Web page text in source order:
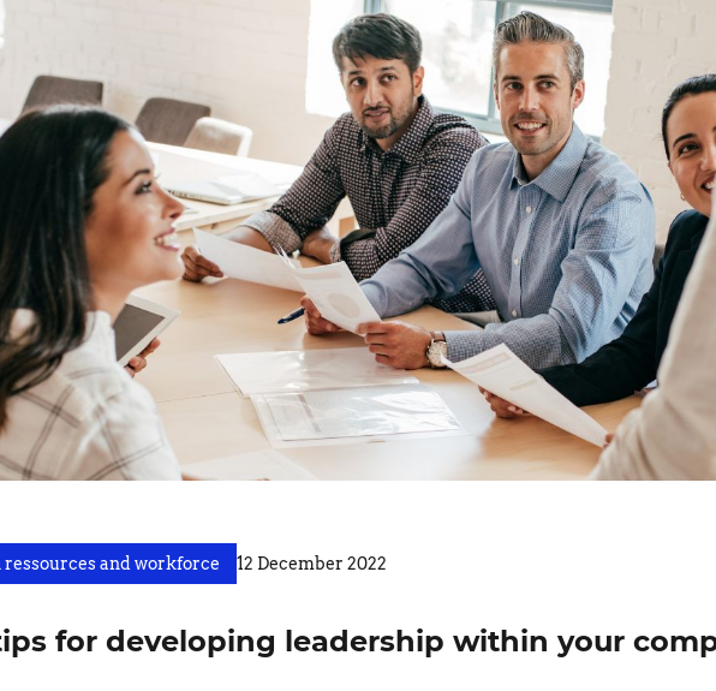
ressources and workforce 12 December 2022
for developing leadership within your